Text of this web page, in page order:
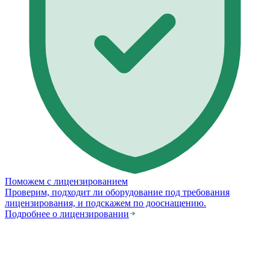
Поможем с лицензированием
Проверим, подходит ли оборудование под требования
лицензирования, и подскажем по дооснащению.
Подробнее о лицензировании